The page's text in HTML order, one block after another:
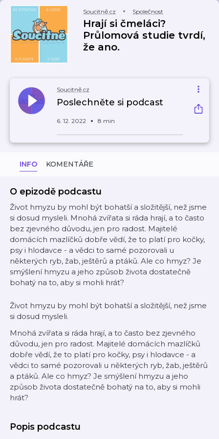
Soucitně.cz Společnost
Hrají si čmeláci?
Průlomová studie tvrdí,
že ano.
Soucitně.cz
Poslechněte si podcast
6. 12. 2022 8 min
INFO KOMENTÁŘE
O epizodě podcastu
Život hmyzu by mohl být bohatší a složitější, než jsme
si dosud mysleli. Mnohá zvířata si ráda hrají, a to často
bez zjevného důvodu, jen pro radost. Majitelé
domácích mazlíčků dobře vědí, že to platí pro kočky,
psy i hlodavce - a vědci to samé pozorovali u
některých ryb, žab, ještěrů a ptáků. Ale co hmyz? Je
smýšlení hmyzu a jeho způsob života dostatečně
bohatý na to, aby si mohli hrát?
Život hmyzu by mohl být bohatší a složitější, než jsme
si dosud mysleli.
Mnohá zvířata si ráda hrají, a to často bez zjevného
důvodu, jen pro radost. Majitelé domácích mazlíčků
dobře vědí, že to platí pro kočky, psy i hlodavce - a
vědci to samé pozorovali u některých ryb, žab, ještěrů
a ptáků. Ale co hmyz? Je smýšlení hmyzu a jeho
způsob života dostatečně bohatý na to, aby si mohli
hrát?
Popis podcastu